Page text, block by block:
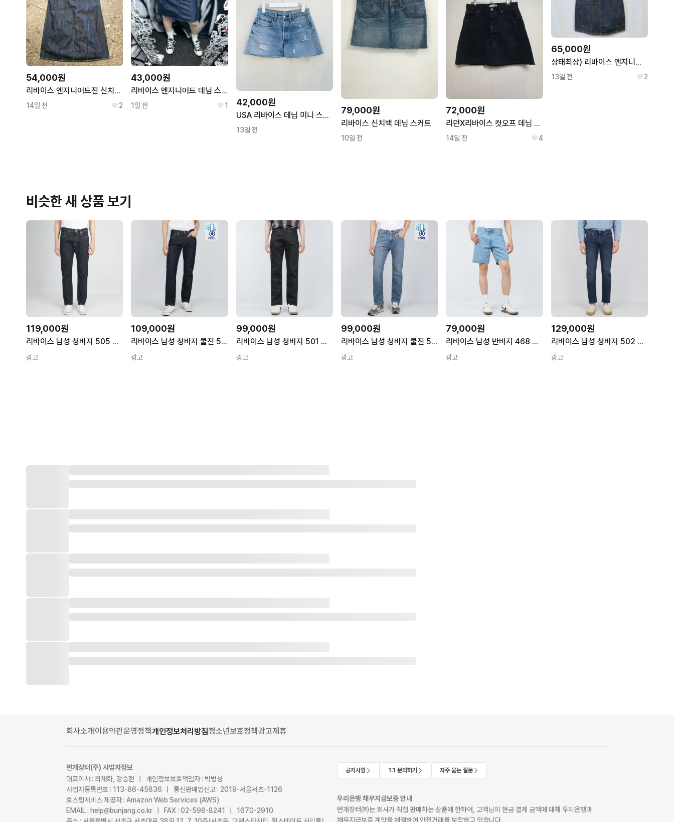
54,000원
리바이스 엔지니어드진 신치백 데님 미디 스커트 급처
14일 전 2
43,000원
리바이스 엔지니어드 데님 스커트
1일 전 1 42,000원
USA 리바이스 데님 미니 스커트
13일 전
79,000원
리바이스 신치백 데님 스커트
10일 전
72,000원
리던X리바이스 컷오프 데님 미니스커트 네이비(27) 260723_7
14일 전 4
65,000원
상태최상) 리바이스 엔지니어드진 정품 입체절개 데님 스커트 청치마 치마 28~29
13일 전 2
비슷한 새 상품 보기
119,000원
리바이스 남성 청바지 505 레귤러 스트레이트 다크블루 005051447
광고
109,000원
리바이스 남성 청바지 쿨진 505 레귤러 생지 005052957 S
광고
99,000원
리바이스 남성 청바지 501 오리지널 스트레이트 블랙 005010638 S
광고
99,000원
리바이스 남성 청바지 쿨진 505 레귤러 미디엄블루 005053071 S
광고
79,000원
리바이스 남성 반바지 468 스테이 루즈 쇼츠 라이트블루 A84610015 S
광고
129,000원
리바이스 남성 청바지 502 레귤러 테이퍼 다크블루 295070053
광고
회사소개이용약관운영정책개인정보처리방침청소년보호정책광고제휴
번개장터(주) 사업자정보
대표이사 : 최재화, 강승현 | 개인정보보호책임자 : 박병성
사업자등록번호 : 113-86-45836 | 통신판매업신고 : 2019-서울서초-1126
호스팅서비스 제공자 : Amazon Web Services (AWS)
EMAIL : help@bunjang.co.kr | FAX : 02-598-8241 | 1670-2910
공지사항 1:1 문의하기 자주 묻는 질문
우리은행 채무지급보증 안내
번개장터㈜는 회사가 직접 판매하는 상품에 한하여, 고객님의 현금 결제 금액에 대해 우리은행과
채무지급보증 계약을 체결하여 안전거래를 보장하고 있습니다.